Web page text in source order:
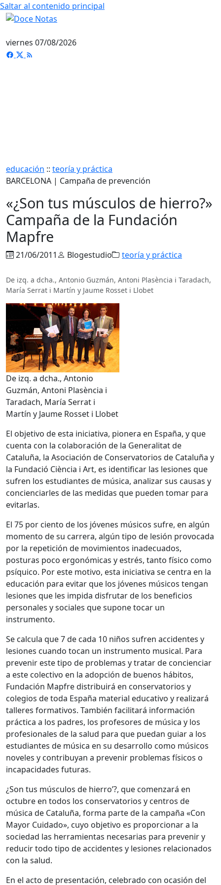
Saltar al contenido principal
viernes 07/08/2026
educación :: teoría y práctica
BARCELONA | Campaña de prevención
«¿Son tus músculos de hierro?»
Campaña de la Fundación
Mapfre
21/06/2011 Blogestudio teoría y práctica
De izq. a dcha., Antonio Guzmán, Antoni Plasència i Taradach,
María Serrat i Martín y Jaume Rosset i Llobet
De izq. a dcha., Antonio
Guzmán, Antoni Plasència i
Taradach, María Serrat i
Martín y Jaume Rosset i Llobet
El objetivo de esta iniciativa, pionera en España, y que
cuenta con la colaboración de la Generalitat de
Cataluña, la Asociación de Conservatorios de Cataluña y
la Fundació Ciència i Art, es identificar las lesiones que
sufren los estudiantes de música, analizar sus causas y
concienciarles de las medidas que pueden tomar para
evitarlas.
El 75 por ciento de los jóvenes músicos sufre, en algún
momento de su carrera, algún tipo de lesión provocada
por la repetición de movimientos inadecuados,
posturas poco ergonómicas y estrés, tanto físico como
psíquico. Por este motivo, esta iniciativa se centra en la
educación para evitar que los jóvenes músicos tengan
lesiones que les impida disfrutar de los beneficios
personales y sociales que supone tocar un
instrumento.
Se calcula que 7 de cada 10 niños sufren accidentes y
lesiones cuando tocan un instrumento musical. Para
prevenir este tipo de problemas y tratar de concienciar
a este colectivo en la adopción de buenos hábitos,
Fundación Mapfre distribuirá en conservatorios y
colegios de toda España material educativo y realizará
talleres formativos. También facilitará información
práctica a los padres, los profesores de música y los
profesionales de la salud para que puedan guiar a los
estudiantes de música en su desarrollo como músicos
noveles y contribuyan a prevenir problemas físicos o
incapacidades futuras.
¿Son tus músculos de hierro’?, que comenzará en
octubre en todos los conservatorios y centros de
música de Cataluña, forma parte de la campaña «Con
Mayor Cuidado», cuyo objetivo es proporcionar a la
sociedad las herramientas necesarias para prevenir y
reducir todo tipo de accidentes y lesiones relacionados
con la salud.
En el acto de presentación, celebrado con ocasión del